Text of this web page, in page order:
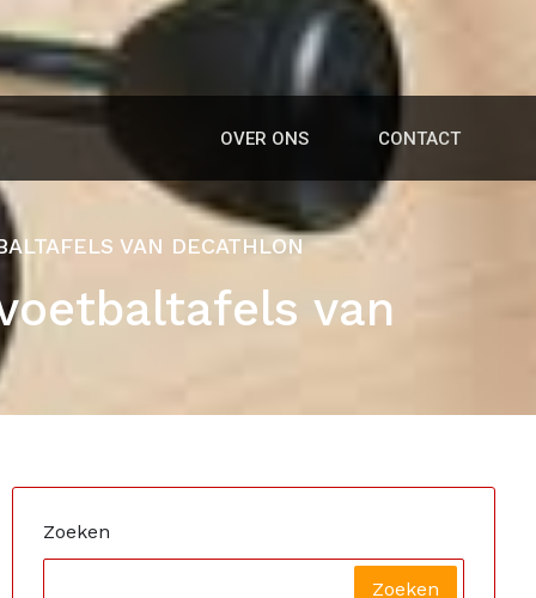
OVER ONS CONTACT
VAN DECATHLON
van
Zoeken
Zoeken